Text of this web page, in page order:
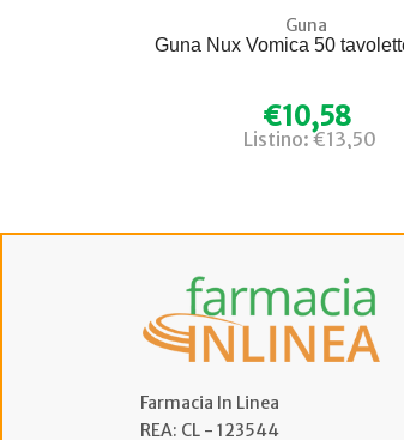
Guna
Guna Nux Vomica 50
€10,58
Listino: €13,50
Farmacia In Linea
REA: CL - 123544